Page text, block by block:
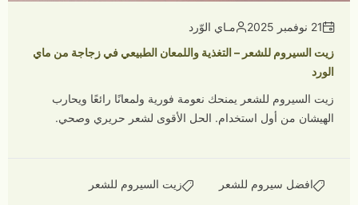
21 نوفمبر 2025
مـاي الوّرد
زيت السيروم للشعر – التغذية واللمعان الطبيعي في زجاجة من ماي
الورد
زيت السيروم للشعر يمنحك نعومة فورية ولمعانًا رائعًا ويحارب
الهيشان من أول استخدام. الحل الأقوى لشعر حريري وصحي.
افضل سيروم للشعر زيت السيروم للشعر